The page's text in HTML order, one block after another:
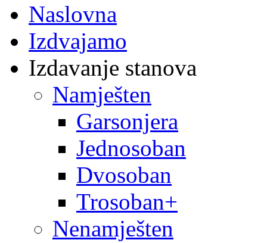
Naslovna
Izdvajamo
Izdavanje stanova
Namješten
Garsonjera
Jednosoban
Dvosoban
Trosoban+
Nenamješten